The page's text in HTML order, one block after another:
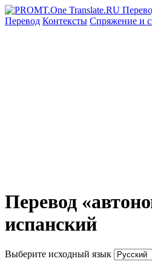
Перевод Контексты Спряжение и
Перевод
испанский
Выберите исходный язык